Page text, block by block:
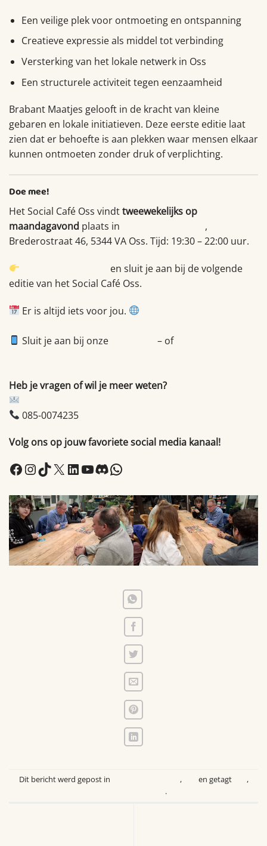
Een veilige plek voor ontmoeting en ontspanning
Creatieve expressie als middel tot verbinding
Versterking van het lokale netwerk in Oss
Een structurele activiteit tegen eenzaamheid
Brabant Maatjes gelooft in de kracht van kleine
gebaren en lokale initiatieven. Deze eerste editie laat
zien dat er behoefte is aan plekken waar mensen elkaar
kunnen ontmoeten zonder druk of verplichting.
Doe mee!
Het Social Café Oss vindttweewekelijks op
maandagavond plaats in
,
Brederostraat 46, 5344 VA Oss. Tijd: 19:30 – 22:00 uur.
en sluit je aan bij de volgende
editie van het Social Café Oss.
Er is altijd iets voor jou.
Sluit je aan bij onze
WhatsApp– of
Heb je vragen of wil je meer weten?
085-0074235
Volg ons op jouw favoriete social media kanaal!
Facebook
Instagram
TikTok
X LinkedIn
YouTube
Discord
WhatsApp
Dit bericht werd gepost in , en getagt
,
.